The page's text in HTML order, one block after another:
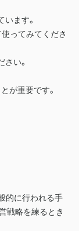
ます。
ってみてくださ
い。
が重要です。
的に行われる手
戦略を練るとき